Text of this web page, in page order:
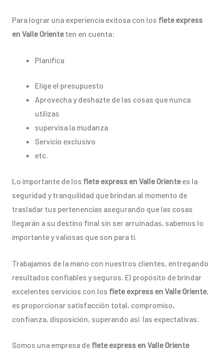
Para lograr una experiencia exitosa con los flete express
en Valle Orienteten en cuenta:
Planifica
Elige el presupuesto
Aprovecha y deshazte de las cosas que nunca
utilizas
supervisa la mudanza
Servicio exclusivo
etc.
Lo importante de los flete express en Valle Orientees la
seguridad y tranquilidad que brindan al momento de
trasladar tus pertenencias asegurando que las cosas
llegarán a su destino final sin ser arruinadas, sabemos lo
importante y valiosas que son para ti.
Trabajamos de la mano con nuestros clientes, entregando
resultados confiables y seguros. El propósito de brindar
excelentes servicios con los flete express en Valle Oriente,
es proporcionar satisfacción total, compromiso,
confianza, disposición, superando así las expectativas.
Somos una empresa de flete express en Valle Oriente